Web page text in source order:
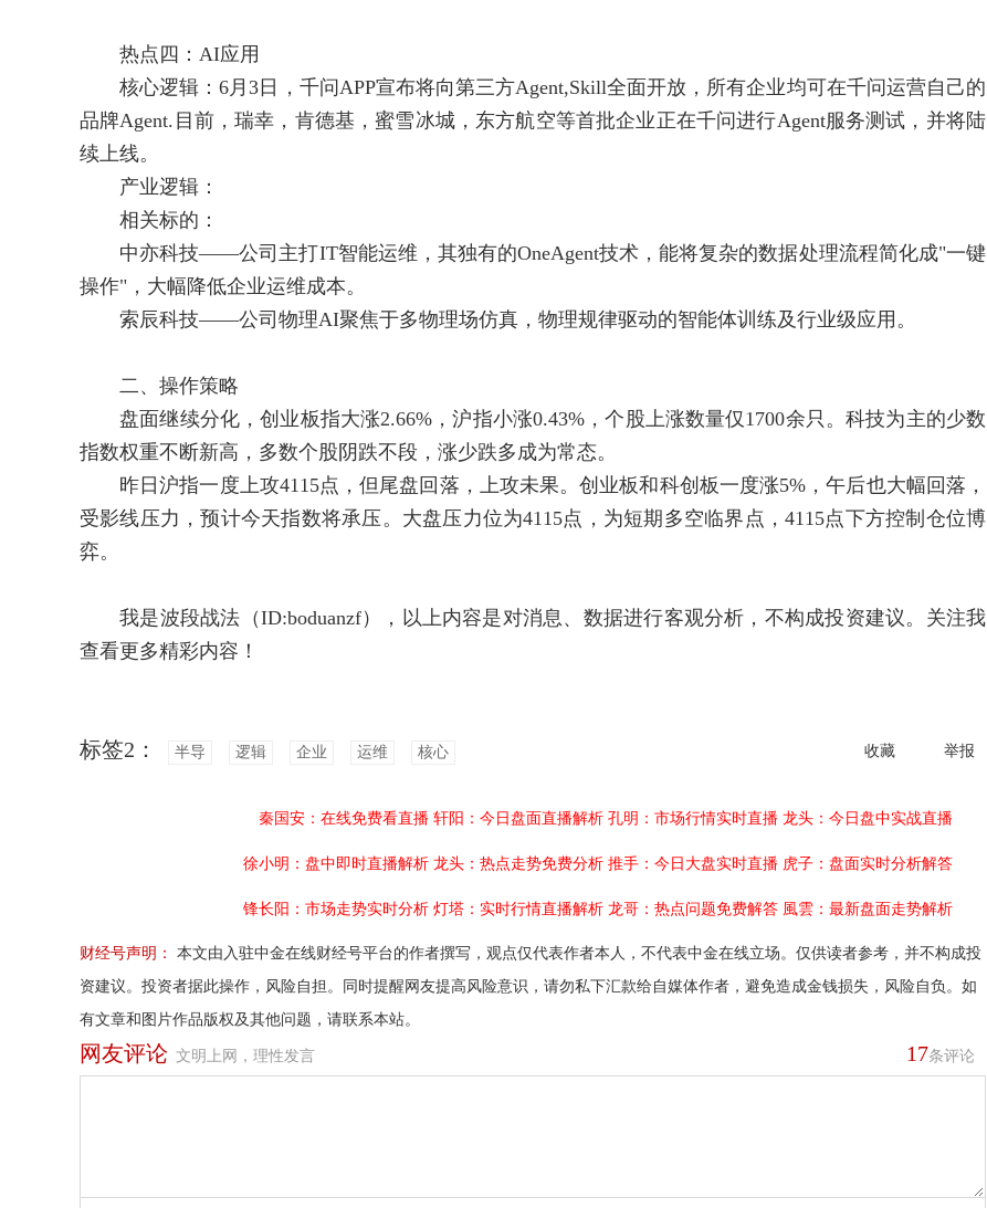
热点四：AI应用
核心逻辑：6月3日，千问APP宣布将向第三方Agent,Skill全面开放，所有企业均可在千问运营自己的
品牌Agent.目前，瑞幸，肯德基，蜜雪冰城，东方航空等首批企业正在千问进行Agent服务测试，并将陆
续上线。
产业逻辑：
相关标的：
中亦科技——公司主打IT智能运维，其独有的OneAgent技术，能将复杂的数据处理流程简化成"一键
操作"，大幅降低企业运维成本。
索辰科技——公司物理AI聚焦于多物理场仿真，物理规律驱动的智能体训练及行业级应用。
二、操作策略
盘面继续分化，创业板指大涨2.66%，沪指小涨0.43%，个股上涨数量仅1700余只。科技为主的少数
指数权重不断新高，多数个股阴跌不段，涨少跌多成为常态。
昨日沪指一度上攻4115点，但尾盘回落，上攻未果。创业板和科创板一度涨5%，午后也大幅回落，
受影线压力，预计今天指数将承压。大盘压力位为4115点，为短期多空临界点，4115点下方控制仓位博
弈。
我是波段战法（ID:boduanzf），以上内容是对消息、数据进行客观分析，不构成投资建议。关注我
查看更多精彩内容！
收藏 举报
标签2： 半导 逻辑 企业 运维 核心
秦国安：在线免费看直播 轩阳：今日盘面直播解析 孔明：市场行情实时直播 龙头：今日盘中实战直播
徐小明：盘中即时直播解析 龙头：热点走势免费分析 推手：今日大盘实时直播 虎子：盘面实时分析解答
锋长阳：市场走势实时分析 灯塔：实时行情直播解析 龙哥：热点问题免费解答 風雲：最新盘面走势解析
财经号声明：
本文由入驻中金在线财经号平台的作者撰写，观点仅代表作者本人，不代表中金在线立场。仅供读者参考，并不构成投
资建议。投资者据此操作，风险自担。同时提醒网友提高风险意识，请勿私下汇款给自媒体作者，避免造成金钱损失，风险自负。如
有文章和图片作品版权及其他问题，请联系本站。
17条评论
网友评论 文明上网，理性发言